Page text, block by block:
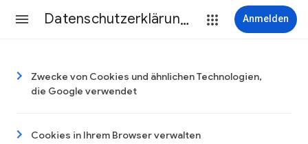
Datenschutzerklärung & Nutzungsbedingungen Anmelden
Zwecke von Cookies und ähnlichen Technologien,
die Google verwendet
Cookies in Ihrem Browser verwalten